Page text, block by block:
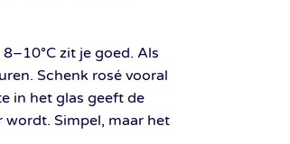
zit je goed. Als
Schenk rosé vooral
in het glas geeft de
wordt. Simpel, maar het